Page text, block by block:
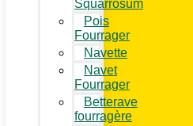
Squarrosum
Pois
Fourrager
Navette
Navet
Fourrager
Betterave
fourragère